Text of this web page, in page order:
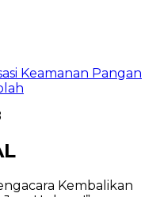
Keamanan Pangan